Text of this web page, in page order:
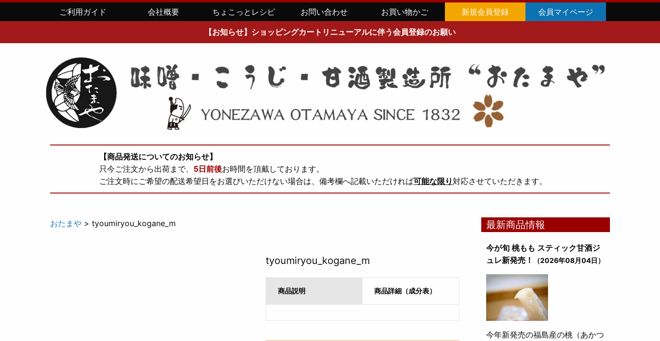
ご利用ガイド 会社概要 ちょこっとレシピ お問い合わせ お買い物かご 新規会員登録 会員マイページ
【お知らせ】ショッピングカートリニューアルに伴う会員登録のお願い
【商品発送についてのお知らせ】
只今ご注文から出荷まで、 5日前後お時間を頂戴しております。
ご注文時にご希望の配送希望日をお選びいただけない場合は、備考欄へ記載いただければ可能な限り対応させていただきます。
おたまや > tyoumiryou_kogane_m
tyoumiryou_kogane_m
商品説明 商品詳細（成分表）
最新商品情報
今が旬 桃もも スティック甘酒ジ
ュレ新発売！
（2026年08月04日）
今年新発売の福島産の桃（あかつ